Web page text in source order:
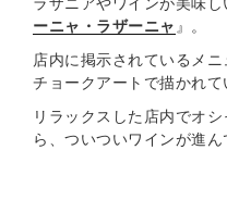
ーニャ・ラザーニャ 』。
店内に掲示されているメ
チョークアートで描かれて
リラックスした店内でオ
ら、ついついワインが進ん